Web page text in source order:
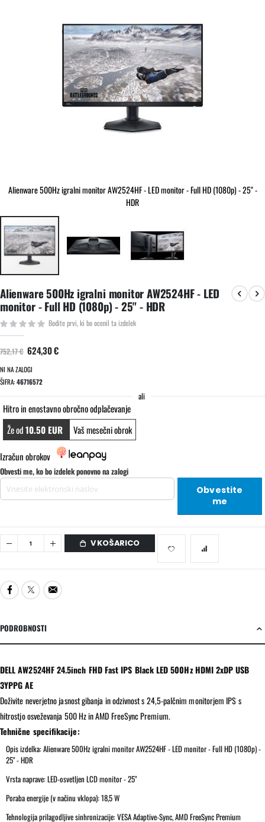
Alienware 500Hz igralni monitor AW2524HF - LED monitor - Full HD (1080p) - 25" -
HDR
na
začetek
galerije
slik
Alienware 500Hz igralni monitor AW2524HF - LED
monitor - Full HD (1080p) - 25" - HDR
Bodite prvi, ki bo ocenil ta izdelek
752,17 € 624,30 €
NI NA ZALOGI
ŠIFRA 46716572
ali
Hitro in enostavno obročno odplačevanje
Že od10.50 EUR Vaš mesečni obrok
Izračun obrokov
Obvesti me, ko bo izdelek ponovno na zalogi
Obvestite
me
V KOŠARICO
PODROBNOSTI
DELL AW2524HF 24.5inch FHD Fast IPS Black LED 500Hz HDMI 2xDP USB
3YPPG AE
Doživite neverjetno jasnost gibanja in odzivnost s 24,5-palčnim monitorjem IPS s
hitrostjo osveževanja 500 Hz in AMD FreeSync Premium.
Tehnične specifikacije:
Opis izdelka: Alienware 500Hz igralni monitor AW2524HF - LED monitor - Full HD (1080p) -
25" - HDR
Vrsta naprave: LED-osvetljen LCD monitor - 25"
Poraba energije (v načinu vklopa): 18,5 W
Tehnologija prilagodljive sinhronizacije: VESA Adaptive-Sync, AMD FreeSync Premium